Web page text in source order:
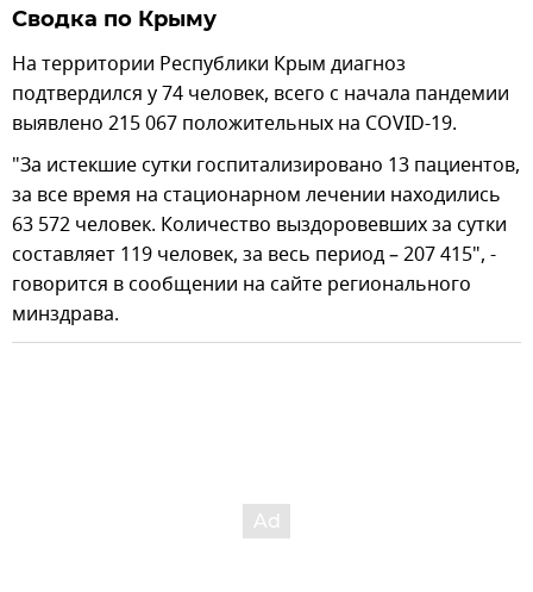
Сводка по Крыму
На территории Республики Крым диагноз
подтвердился у 74 человек, всего с начала пандемии
выявлено 215 067 положительных на COVID-19.
"За истекшие сутки госпитализировано 13 пациентов,
за все время на стационарном лечении находились
63 572 человек. Количество выздоровевших за сутки
составляет 119 человек, за весь период – 207 415", -
говорится в сообщении на сайте регионального
минздрава.